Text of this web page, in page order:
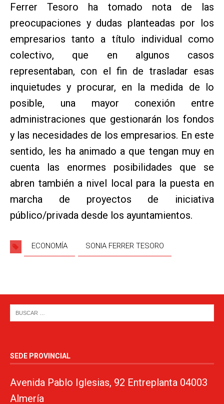
Ferrer Tesoro ha tomado nota de las
preocupaciones y dudas planteadas por los
empresarios tanto a título individual como
colectivo, que en algunos casos
representaban, con el fin de trasladar esas
inquietudes y procurar, en la medida de lo
posible, una mayor conexión entre
administraciones que gestionarán los fondos
y las necesidades de los empresarios. En este
sentido, les ha animado a que tengan muy en
cuenta las enormes posibilidades que se
abren también a nivel local para la puesta en
marcha de proyectos de iniciativa
público/privada desde los ayuntamientos.
ECONOMÍA SONIA FERRER TESORO
SEDE PROVINCIAL
Avenida Pablo Iglesias, 92 Entreplanta 04003
Almería